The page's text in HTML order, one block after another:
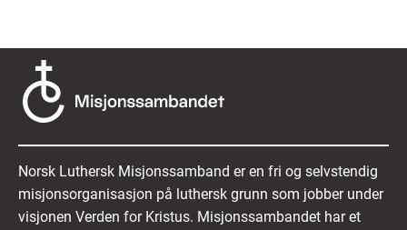
Norsk Luthersk Misjonssamband er en fri og selvstendig
misjonsorganisasjon på luthersk grunn som jobber under
visjonen Verden for Kristus. Misjonssambandet har et